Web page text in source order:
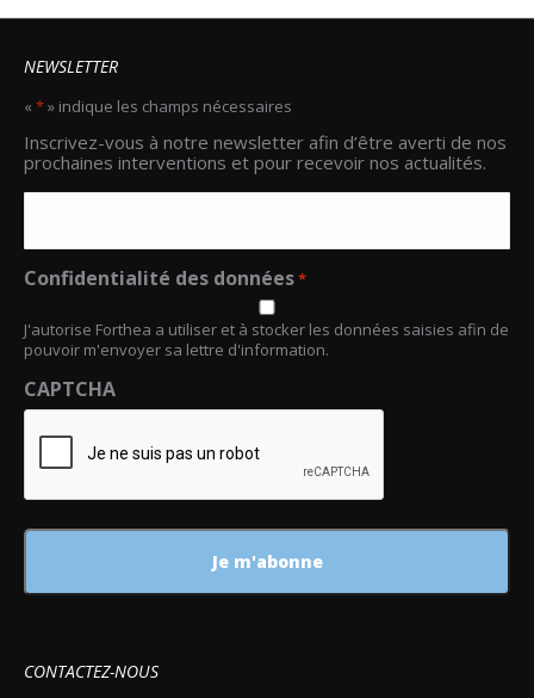
NEWSLETTER
« *» indique les champs nécessaires
*
Inscrivez-vous à notre newsletter afin d’être averti de nos
prochaines interventions et pour recevoir nos actualités.
Confidentialité des données*
J'autorise Forthea a utiliser et à stocker les données saisies afin de
pouvoir m'envoyer sa lettre d'information.
CAPTCHA
CONTACTEZ-NOUS